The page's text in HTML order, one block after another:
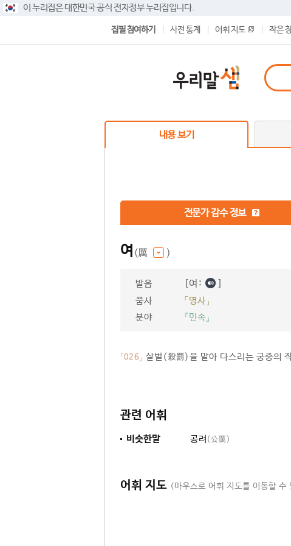
이 누리집은 대한민국 공식 전자정부 누리집입니다.
집필 참여하기 사전 통계 어휘 지도 작은
내용 보기
전문가 감수 정보
여 (厲 )
발음 [여ː ]
품사
「명사」
분야
『민속』
「026」 살벌(殺罰)을 맡아 다스리는 궁중의
관련 어휘
비슷한말 공려 (公厲)
어휘 지도 (마우스로 어휘 지도를 이동할 수